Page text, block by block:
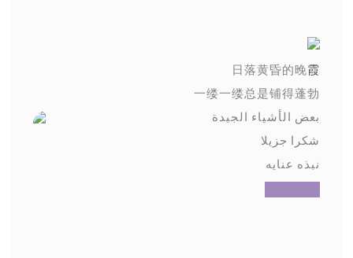
日落黄昏的晚霞
一缕一缕总是铺得蓬勃
بعض الأشياء الجيدة
شكرا جزيلا
نبذه عنايه